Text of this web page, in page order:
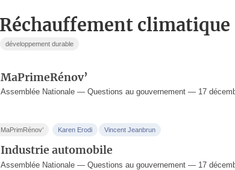
réchauffement climatique
développement durable
MaPrimeRénov’
Assemblée Nationale — Questions au gouvernement — 17
MaPrimRénov’ Karen Erodi Vincent Jeanbrun
Industrie automobile
Assemblée Nationale — Questions au gouvernement — 17